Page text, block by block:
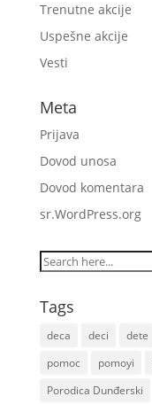
Trenutne akcije
Uspešne akcije
Vesti
Meta
Prijava
Dovod unosa
Dovod komentara
sr.WordPress.org
Tags
deca deci dete
pomoc
pomoyi
Porodica Dunđerski